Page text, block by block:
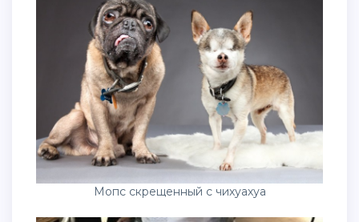
Мопс скрещенный с чихуахуа